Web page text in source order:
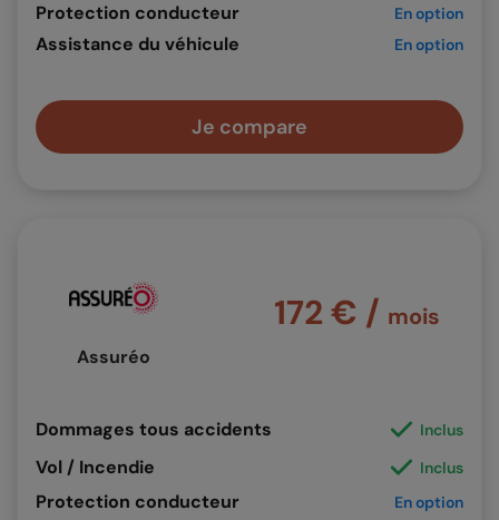
Protection conducteur En option
Assistance du véhicule En option
Je compare
Assuréo
Dommages tous accidents Inclus
Vol / Incendie Inclus
Protection conducteur En option
172 € / mois